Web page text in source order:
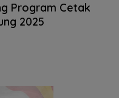
Program Cetak
2025